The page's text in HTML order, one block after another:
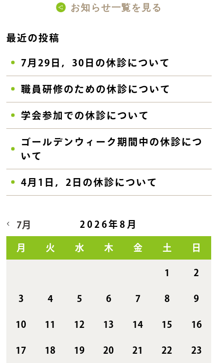
お知らせ一覧を見る
最近の投稿
7月29日，30日の休診について
職員研修のための休診について
学会参加での休診について
ゴールデンウィーク期間中の休診につ
いて
4月1日，2日の休診について
2026年8月
月 火 水 木 金 土 日
7月
1 2
3 4 5 6 7 8 9
10 11 12 13 14 15 16
17 18 19 20 21 22 23